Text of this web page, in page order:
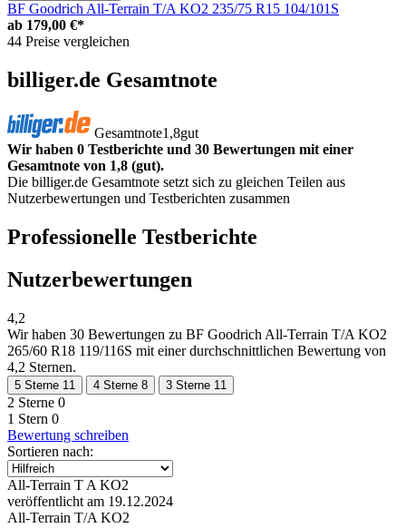
BF Goodrich All-Terrain T/A KO2 235/75 R15 104/101S
ab 179,00 €*
44 Preise vergleichen
billiger.de Gesamtnote
Gesamtnote1,8gut
Wir haben 0 Testberichte und 30 Bewertungen mit einer
Gesamtnote von 1,8 (gut).
Die billiger.de Gesamtnote setzt sich zu gleichen Teilen aus
Nutzerbewertungen und Testberichten zusammen
Professionelle Testberichte
Nutzerbewertungen
4,2
Wir haben 30 Bewertungen zu BF Goodrich All-Terrain T/A KO2
265/60 R18 119/116S mit einer durchschnittlichen Bewertung von
4,2 Sternen.
5 Sterne 11 4 Sterne 8 3 Sterne 11
2 Sterne 0
1 Stern 0
Bewertung schreiben
Sortieren nach:
All-Terrain T A KO2
veröffentlicht am 19.12.2024
All-Terrain T/A KO2